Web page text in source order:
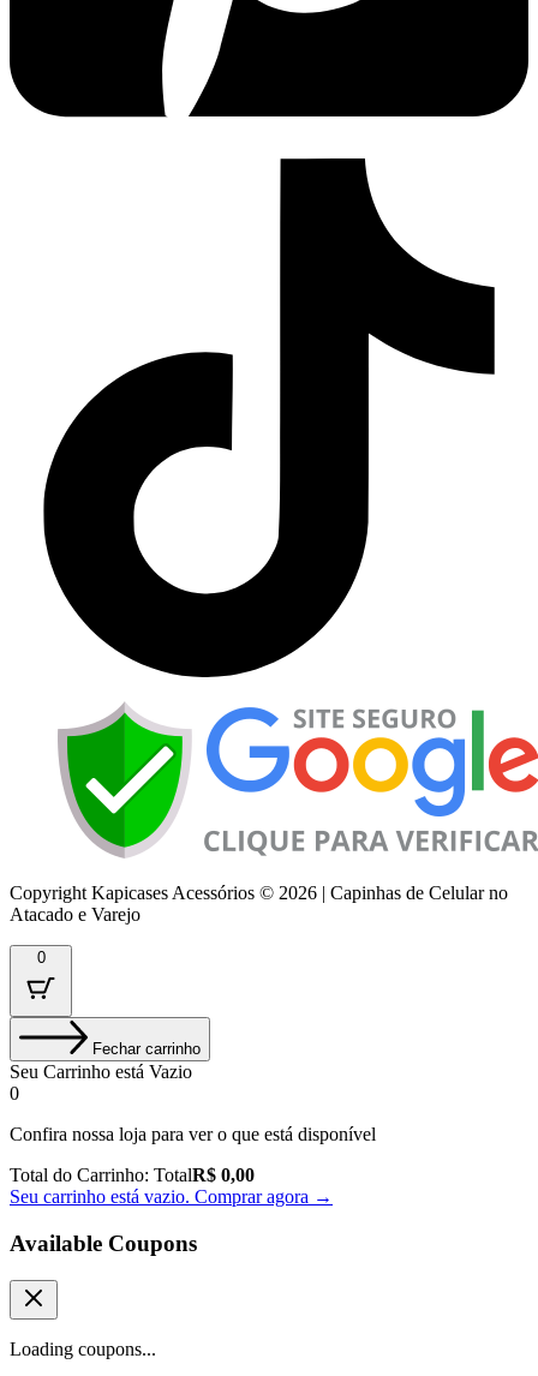
Copyright Kapicases Acessórios © 2026 | Capinhas de Celular no
Atacado e Varejo
0
Fechar carrinho
Seu Carrinho está Vazio
0
Confira nossa loja para ver o que está disponível
Total do Carrinho: TotalR$ 0,00
Seu carrinho está vazio. Comprar agora →
Available Coupons
Loading coupons...